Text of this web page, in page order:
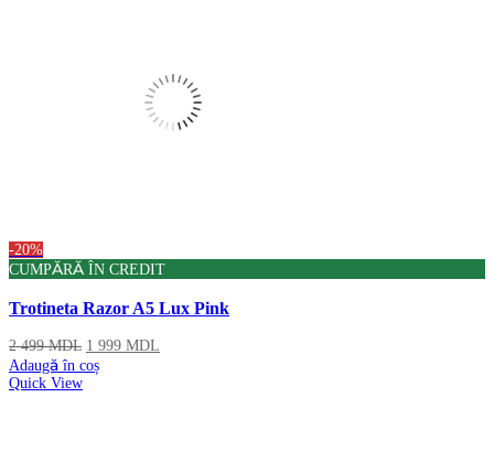
-20%
CUMPĂRĂ ÎN CREDIT
Trotineta Razor A5 Lux Pink
2 499MDL 1 999 MDL
Adaugă în coș
Quick View